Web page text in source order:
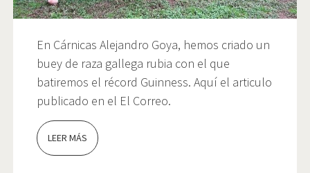
En Cárnicas Alejandro Goya, hemos criado un
buey de raza gallega rubia con el que
batiremos el récord Guinness. Aquí el articulo
publicado en el El Correo.
LEER MÁS